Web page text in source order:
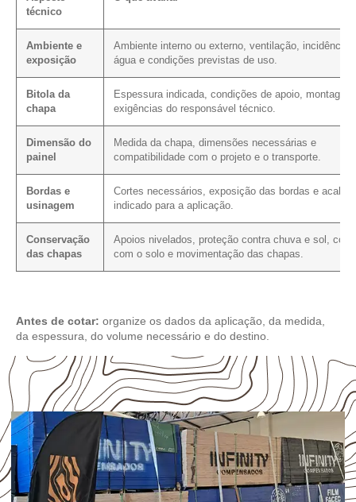
técnico
Ambiente e
exposição
Ambiente interno ou externo, ventilação, incidência
água e condições previstas de uso.
Bitola da
chapa
Espessura indicada, condições de apoio,
exigências do responsável técnico.
Dimensão do
painel
Medida da chapa, dimensões necessárias e
compatibilidade com o projeto e o transporte.
Bordas e
usinagem
Cortes necessários, exposição das bordas e
indicado para a aplicação.
Conservação
das chapas
Apoios nivelados, proteção contra chuva e sol,
com o solo e movimentação das chapas.
Antes de cotar: organize os dados da aplicação, da medida,
da espessura, do volume necessário e do destino.